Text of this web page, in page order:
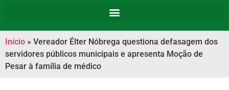
Início » Vereador Élter Nóbrega questiona defasagem dos
servidores públicos municipais e apresenta Moção de
Pesar à família de médico